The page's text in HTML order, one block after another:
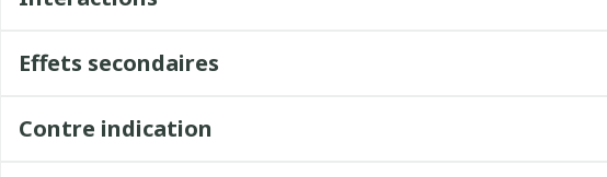
Effets secondaires
Contre indication